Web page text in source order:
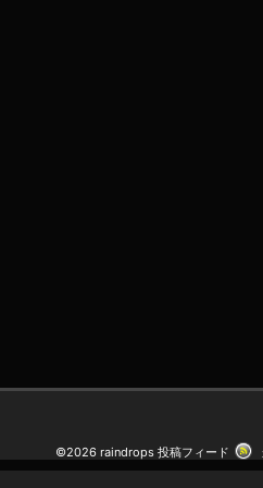
©2026 raindrops 投稿フィード